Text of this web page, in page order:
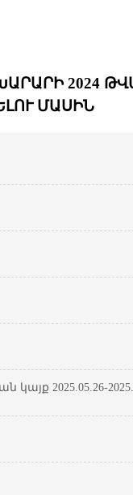
2024
ՄԱՍԻՆ
կայք 2025.05.26-